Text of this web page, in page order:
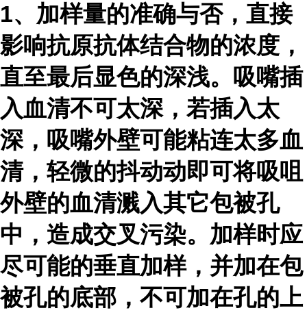
1、加样量的准确与否，直接
影响抗原抗体结合物的浓度，
直至最后显色的深浅。吸嘴插
入血清不可太深，若插入太
深，吸嘴外壁可能粘连太多血
清，轻微的抖动动即可将吸咀
外壁的血清溅入其它包被孔
中，造成交叉污染。加样时应
尽可能的垂直加样，并加在包
被孔的底部，不可加在孔的上